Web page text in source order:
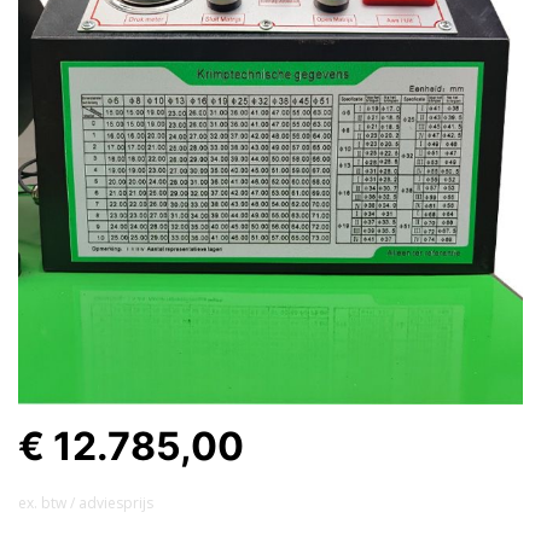
€ 12.785,00
ex. btw / adviesprijs